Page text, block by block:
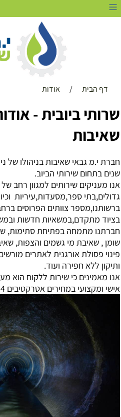
דף הבית / אודות
שרותי ביובית -
שאיבות
שנים בתחום שירותי הביוב.
אנו מעניקים שירותים למגוון רחב
גדולים,בתי ספר,מסעדות,עיריות
ברשותנו,מספר צוותים הפרוסים
בציוד מתקדם,במשאיות חדשות
חברתנו מתמחה בפתיחת סתימות,
שומן , שאיבת מי גשמים והצפות,
פינוי פסולת אורגנית לאתרים
ותיקון ללא חפירה ועוד.
אנו מאמינים כי שירות ללקוח הוא
אישי ומקצועי במחירים אטרקטיבים 24 שעות ביממה.